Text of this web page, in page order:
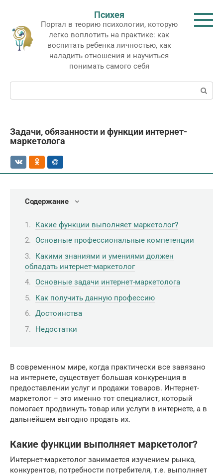
контенту
Психея
Портал в теорию психологии, которую
легко воплотить на практике: как
воспитать ребенка личностью, как
наладить отношения и научиться
понимать самого себя
Поиск:
Задачи, обязанности и функции интернет-
маркетолога
Содержание
Какие функции выполняет маркетолог?
Основные профессиональные компетенции
Какими знаниями и умениями должен
обладать интернет-маркетолог
Основные задачи интернет-маркетолога
Как получить данную профессию
Достоинства
Недостатки
В современном мире, когда практически все завязано
на интернете, существует большая конкуренция в
предоставлении услуг и продажи товаров. Интернет-
маркетолог – это именно тот специалист, который
помогает продвинуть товар или услуги в интернете, а в
дальнейшем выгодно продать их.
Какие функции выполняет маркетолог?
Интернет-маркетолог занимается изучением рынка,
конкурентов, потребности потребителя, т.е. выполняет